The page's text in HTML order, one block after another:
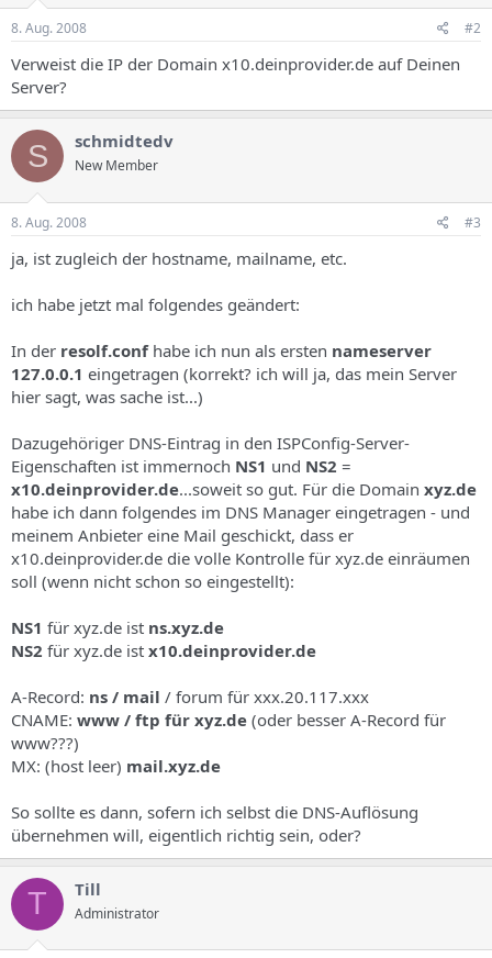
8. Aug. 2008 #2
Verweist die IP der Domain x10.deinprovider.de auf Deinen
Server?
S schmidtedv
New Member
8. Aug. 2008 #3
ja, ist zugleich der hostname, mailname, etc.
ich habe jetzt mal folgendes geändert:
In der resolf.confhabe ich nun als ersten nameserver
127.0.0.1 eingetragen (korrekt? ich will ja, das mein Server
hier sagt, was sache ist...)
Dazugehöriger DNS-Eintrag in den ISPConfig-Server-
Eigenschaften ist immernoch NS1 und NS2 =
x10.deinprovider.de...soweit so gut. Für die Domain xyz.de
habe ich dann folgendes im DNS Manager eingetragen - und
meinem Anbieter eine Mail geschickt, dass er
x10.deinprovider.de die volle Kontrolle für xyz.de einräumen
soll (wenn nicht schon so eingestellt):
NS1 für xyz.de ist ns.xyz.de
NS2 für xyz.de ist x10.deinprovider.de
A-Record: ns / mail / forum für xxx.20.117.xxx
CNAME: www / ftp für xyz.de (oder besser A-Record für
www???)
MX: (host leer) mail.xyz.de
So sollte es dann, sofern ich selbst die DNS-Auflösung
übernehmen will, eigentlich richtig sein, oder?
T Till
Administrator